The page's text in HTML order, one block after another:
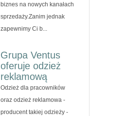
biznes na nowych kanałach
sprzedaży.Zanim jednak
zapewnimy Ci b...
Grupa Ventus
oferuje odzież
reklamową
Odzież dla pracowników
oraz odzież reklamowa -
producent takiej odzieży -